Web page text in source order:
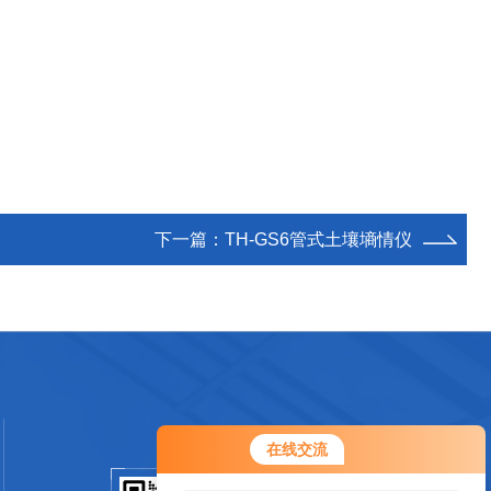
在线交流
下一篇： TH-GS6管式土壤墒情仪